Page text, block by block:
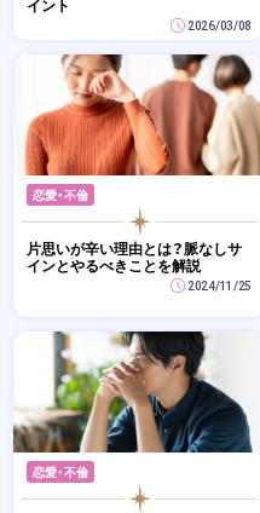
イント
2026/03/08
恋愛・不倫
片思いが辛い理由とは？脈なしサ
インとやるべきことを解説
2024/11/25
恋愛・不倫